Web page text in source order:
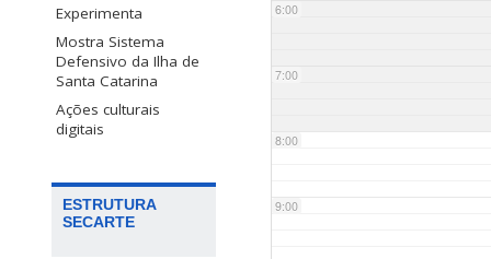
Experimenta
Mostra Sistema
Defensivo da Ilha de
Santa Catarina
Ações culturais
digitais
ESTRUTURA
SECARTE
6:00
7:00
8:00
9:00